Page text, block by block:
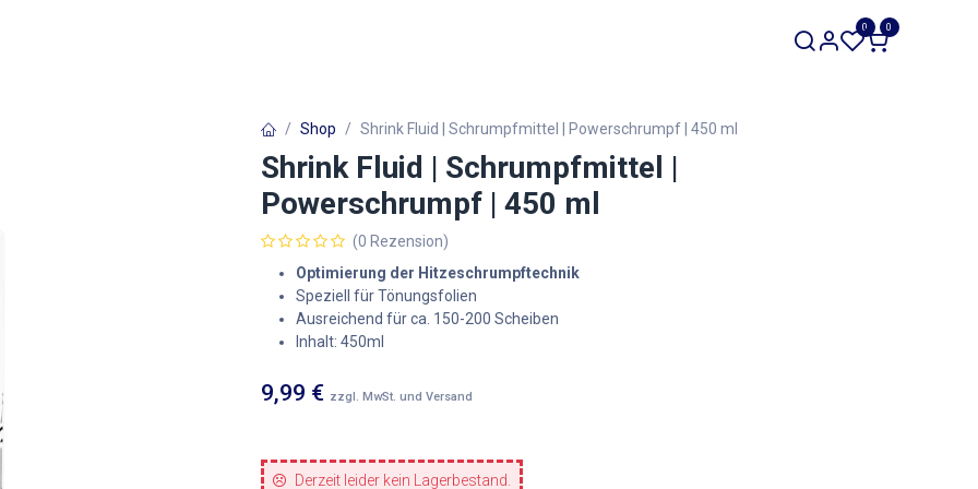
0 0
Shop Shrink Fluid | Schrumpfmittel | Powerschrumpf | 450 ml
Shrink Fluid | Schrumpfmittel |
Powerschrumpf | 450 ml
(0 Rezension)
Optimierung der Hitzeschrumpftechnik
Speziell für Tönungsfolien
Ausreichend für ca. 150-200 Scheiben
Inhalt: 450ml
9,99 € zzgl. MwSt. und Versand
Derzeit leider kein Lagerbestand.